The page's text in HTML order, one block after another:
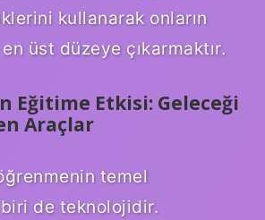
kullanarak onların
üst düzeye çıkarmaktır.
Eğitime Etkisi: Geleceği
Araçlar
temel
de teknolojidir.